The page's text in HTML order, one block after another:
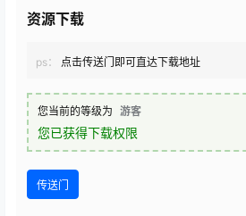
资源下载
ps： 点击传送门即可直达下载地址
您当前的等级为 游客
您已获得下载权限
传送门